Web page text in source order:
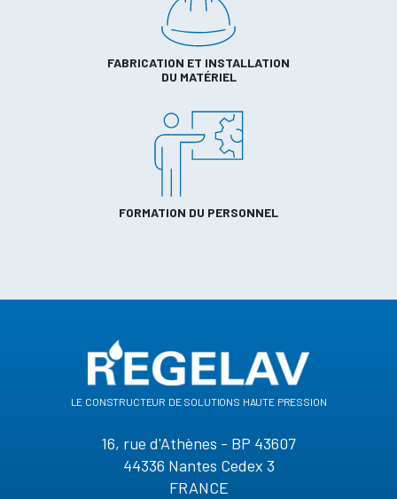
FABRICATION ET INSTALLATION
DU MATÉRIEL
FORMATION DU PERSONNEL
le constructeur de solutions haute pression
16, rue d'Athènes - BP 43607
44336 Nantes Cedex 3
FRANCE